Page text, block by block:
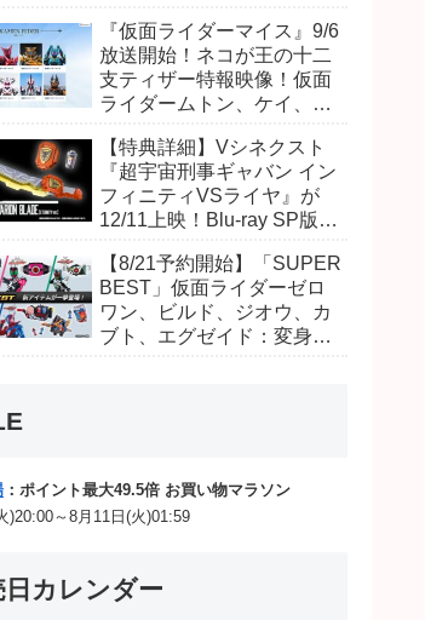
尾達臣のキャストが発表！
トリガーのアキト金子隼也
さんも変身！
『仮面ライダーマイス』9/6
放送開始！ネコが王の十二
支ティザー特報映像！仮面
ライダームトン、ケイ、ヴ
開！ライダーは子丑寅卯辰
巳午未申酉戌亥猫猫の14
人⁉
【特典詳細】Vシネクスト
『超宇宙刑事ギャバン イン
フィニティVSライヤ』が
12/11上映！Blu-ray SP版は
(エタニティver.)」「ユカイ
ダーエモルギー」ほか豪華
特典付き！
【8/21予約開始】「SUPER
BEST」仮面ライダーゼロ
ワン、ビルド、ジオウ、カ
ブト、エグゼイド：変身ベ
：ポイント最大49.5倍 お買い物マラソン
)20:00～8月11日(火)01:59
日カレンダー